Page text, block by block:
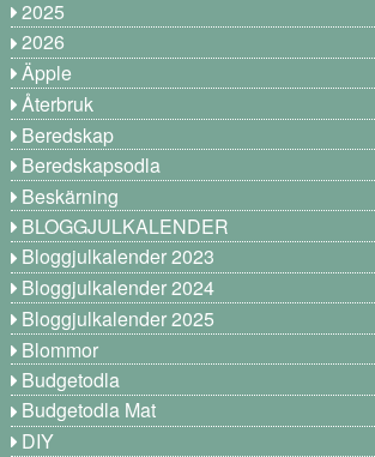
2025
2026
Äpple
Återbruk
Beredskap
Beredskapsodla
Beskärning
BLOGGJULKALENDER
Bloggjulkalender 2023
Bloggjulkalender 2024
Bloggjulkalender 2025
Blommor
Budgetodla
Budgetodla Mat
DIY